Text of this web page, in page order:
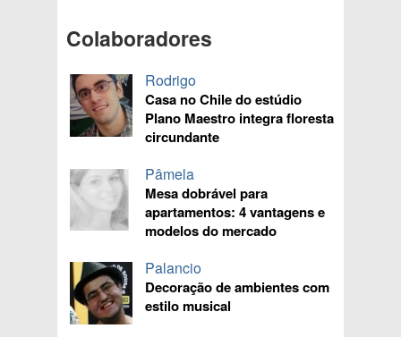
Colaboradores
Rodrigo
Casa no Chile do estúdio
Plano Maestro integra floresta
circundante
Pâmela
Mesa dobrável para
apartamentos: 4 vantagens e
modelos do mercado
Palancio
Decoração de ambientes com
estilo musical